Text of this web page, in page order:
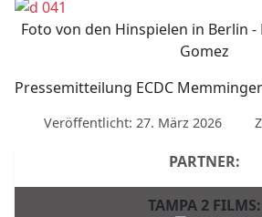
Foto von den Hinspielen in Berlin
Gomez
Pressemitteilung ECDC
Veröffentlicht: 27. März 2026
PARTNER:
TAMPA 2 FILMS: